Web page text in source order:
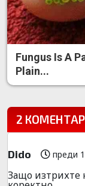
Fungus Is A
Plain...
2
Dido преди
Защо изтрихте